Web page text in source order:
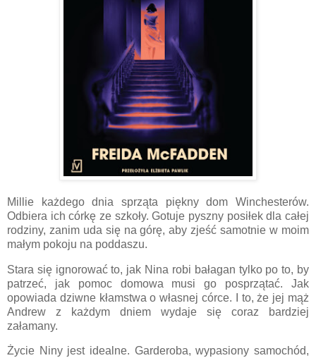
Millie każdego dnia sprząta piękny dom Winchesterów.
Odbiera ich córkę ze szkoły. Gotuje pyszny posiłek dla całej
rodziny, zanim uda się na górę, aby zjeść samotnie w moim
małym pokoju na poddaszu.
Stara się ignorować to, jak Nina robi bałagan tylko po to, by
patrzeć, jak pomoc domowa musi go posprzątać. Jak
opowiada dziwne kłamstwa o własnej córce. I to, że jej mąż
Andrew z każdym dniem wydaje się coraz bardziej
załamany.
Życie Niny jest idealne. Garderoba, wypasiony samochód,